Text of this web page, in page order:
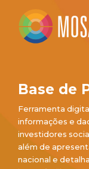
Base de
Ferramenta
informações e
investidores
além de
nacional e